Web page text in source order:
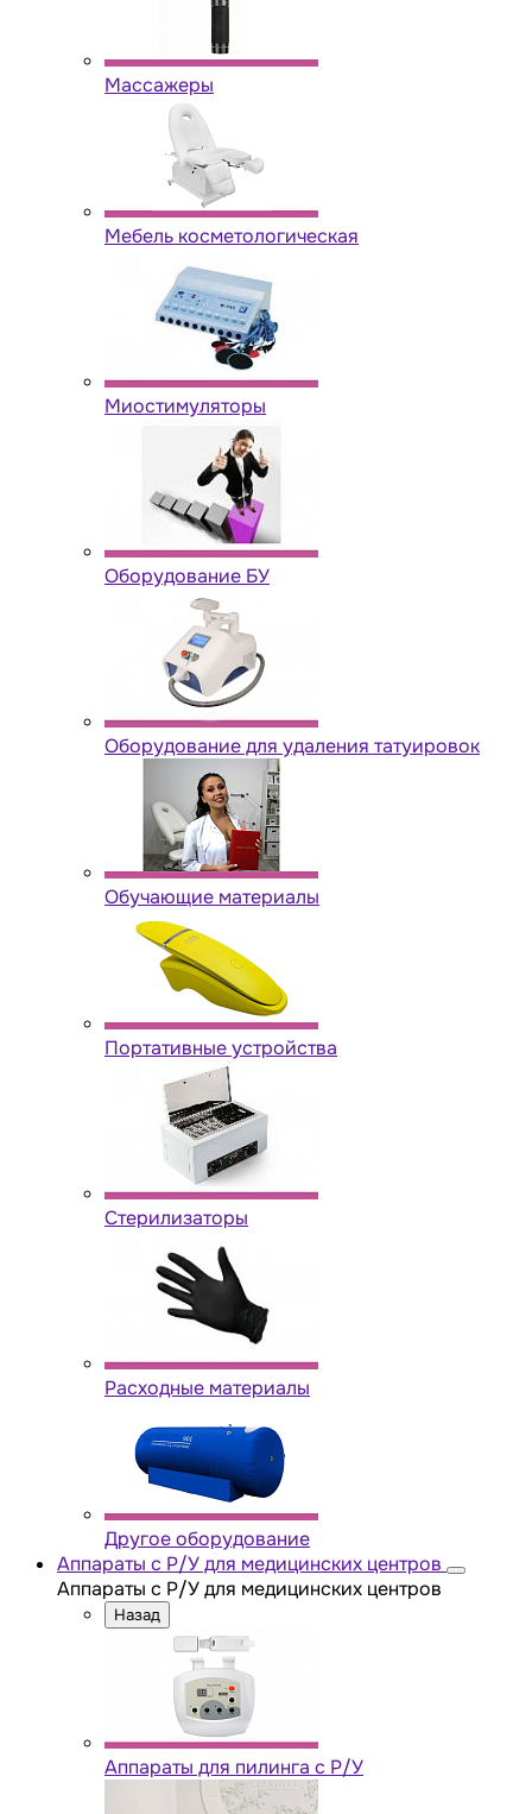
Массажеры
Мебель косметологическая
Миостимуляторы
Оборудование БУ
Оборудование для удаления татуировок
Обучающие материалы
Портативные устройства
Стерилизаторы
Расходные материалы
Другое оборудование
Аппараты с Р/У для медицинских центров
Аппараты с Р/У для медицинских центров
Назад
Аппараты для пилинга с Р/У